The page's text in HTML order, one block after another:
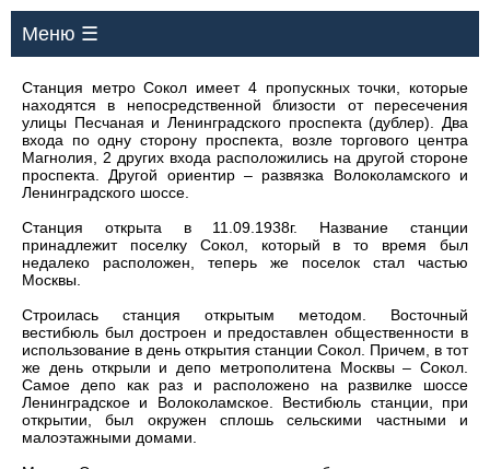
Меню ☰
Станция метро Сокол имеет 4 пропускных точки, которые
находятся в непосредственной близости от пересечения
улицы Песчаная и Ленинградского проспекта (дублер). Два
входа по одну сторону проспекта, возле торгового центра
Магнолия, 2 других входа расположились на другой стороне
проспекта. Другой ориентир – развязка Волоколамского и
Ленинградского шоссе.
Станция открыта в 11.09.1938г. Название станции
принадлежит поселку Сокол, который в то время был
недалеко расположен, теперь же поселок стал частью
Москвы.
Строилась станция открытым методом. Восточный
вестибюль был достроен и предоставлен общественности в
использование в день открытия станции Сокол. Причем, в тот
же день открыли и депо метрополитена Москвы – Сокол.
Самое депо как раз и расположено на развилке шоссе
Ленинградское и Волоколамское. Вестибюль станции, при
открытии, был окружен сплошь сельскими частными и
малоэтажными домами.